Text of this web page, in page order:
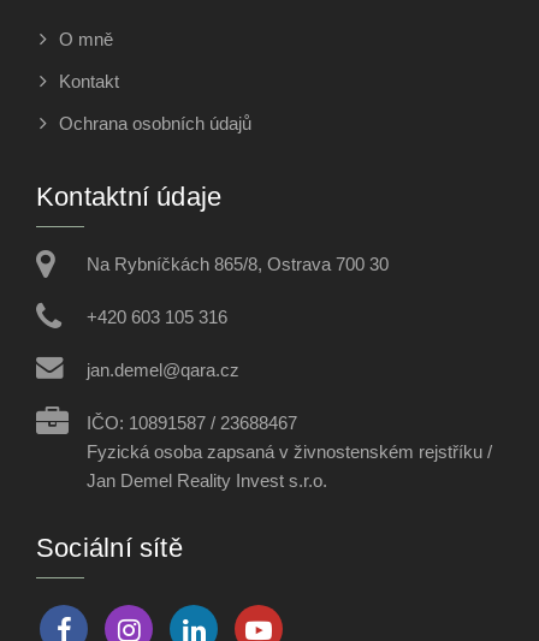
O mně
Kontakt
Ochrana osobních údajů
Kontaktní údaje
Na Rybníčkách 865/8, Ostrava 700 30
+420 603 105 316
jan.demel@qara.cz
IČO: 10891587 / 23688467
Fyzická osoba zapsaná v živnostenském rejstříku /
Jan Demel Reality Invest s.r.o.
Sociální sítě